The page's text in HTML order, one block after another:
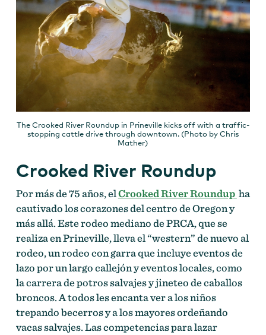
The Crooked River Roundup in Prineville kicks off with a traffic-
stopping cattle drive through downtown. (Photo by Chris
Mather)
Crooked River Roundup
Por más de 75 años, elCrooked River Roundup ha
cautivado los corazones del centro de Oregon y
más allá. Este rodeo mediano de PRCA, que se
realiza en Prineville, lleva el “western” de nuevo al
rodeo, un rodeo con garra que incluye eventos de
lazo por un largo callejón y eventos locales, como
la carrera de potros salvajes y jineteo de caballos
broncos. A todos les encanta ver a los niños
trepando becerros y a los mayores ordeñando
vacas salvajes. Las competencias para lazar